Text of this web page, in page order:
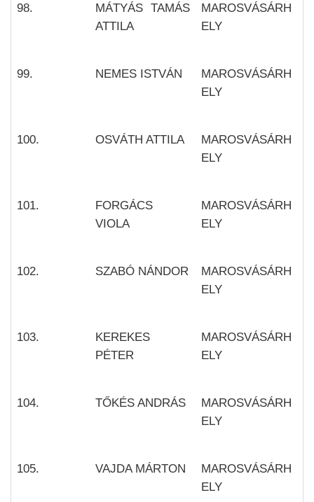
98.
MÁTYÁS TAMÁS
ATTILA
MAROSVÁSÁRH
ELY
99. NEMES ISTVÁN
MAROSVÁSÁRH
ELY
100. OSVÁTH ATTILA
MAROSVÁSÁRH
ELY
101.
FORGÁCS
VIOLA
MAROSVÁSÁRH
ELY
102. SZABÓ NÁNDOR
MAROSVÁSÁRH
ELY
103.
KEREKES
PÉTER
MAROSVÁSÁRH
ELY
104. TŐKÉS ANDRÁS
MAROSVÁSÁRH
ELY
105. VAJDA MÁRTON
MAROSVÁSÁRH
ELY